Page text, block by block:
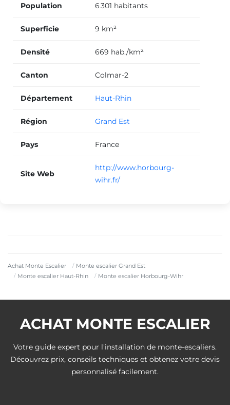
Achat Monte Escalier
Monte escalier Grand Est
Monte escalier Haut-Rhin
Monte escalier Horbourg-Wihr
Population 6 301 habitants
Superficie 9 km²
Densité 669 hab./km²
Canton Colmar-2
Département Haut-Rhin
Région Grand Est
Pays France
Site Web
http://www.horbourg-
wihr.fr/
ACHAT MONTE ESCALIER
Votre guide expert pour l'installation de monte-escaliers.
Découvrez prix, conseils techniques et obtenez votre devis
personnalisé facilement.